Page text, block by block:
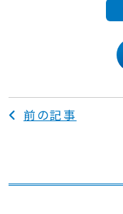
前の記事